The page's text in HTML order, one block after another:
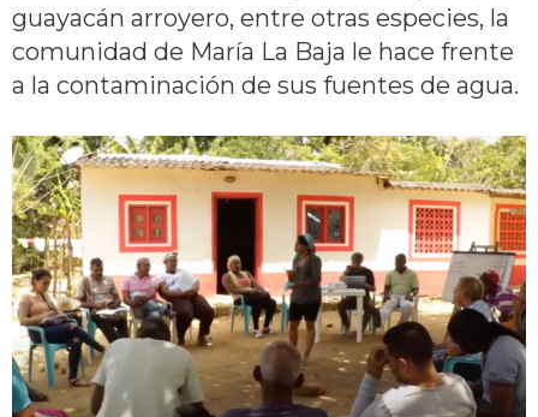
guayacán arroyero, entre otras especies, la
comunidad de María La Baja le hace frente
a la contaminación de sus fuentes de agua.